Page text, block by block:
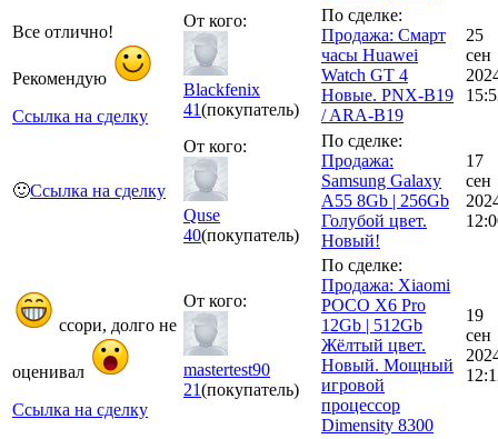
Все отлично!
Рекомендую
Ссылка на сделку
От кого:
Blackfenix
41(покупатель)
По сделке:
Продажа: Смарт
часы Huawei
Watch GT 4
Новые. PNX-B19
/ ARA-B19
25
сен
🙂Ссылка на сделку
От кого:
Quse
40(покупатель)
По сделке:
Продажа:
Samsung Galaxy
A55 8Gb | 256Gb
Голубой цвет.
Новый!
17
сен
ссори, долго не
оценивал
Ссылка на сделку
От кого:
mastertest90
21(покупатель)
По сделке:
Продажа: Xiaomi
POCO X6 Pro
12Gb | 512Gb
Жёлтый цвет.
Новый. Мощный
игровой
процессор
Dimensity 8300
19
сен